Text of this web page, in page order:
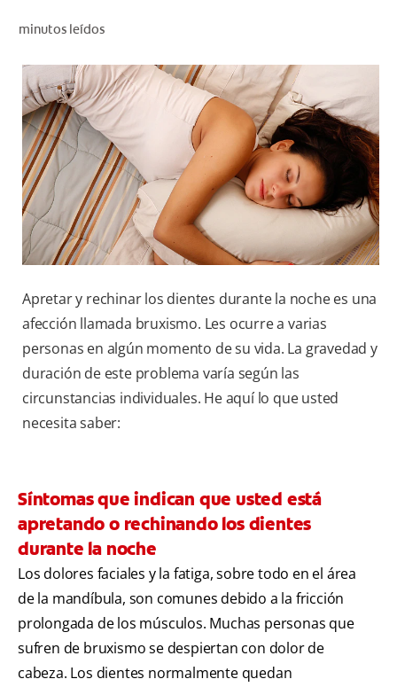
PROMOCIONES
HN (ES)
SUSCRÍBASE
minutos leídos
Apretar y rechinar los dientes durante la noche es una
afección llamada bruxismo. Les ocurre a varias
personas en algún momento de su vida. La gravedad y
duración de este problema varía según las
circunstancias individuales. He aquí lo que usted
necesita saber:
Síntomas que indican que usted está
apretando o rechinando los dientes
durante la noche
Los dolores faciales y la fatiga, sobre todo en el área
de la mandíbula, son comunes debido a la fricción
prolongada de los músculos. Muchas personas que
sufren de bruxismo se despiertan con dolor de
cabeza. Los dientes normalmente quedan